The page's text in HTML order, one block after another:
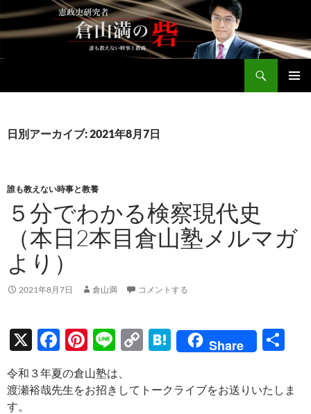
テ
ン
へ
ッ
日別アーカイブ: 2021年8月7日
誰も教えない時事と教養
５分でわかる検察現代史
（本日2本目倉山塾メルマガ
より）
2021年8月7日 倉山満 コメントする
X
F
ac
e
Pi
nt
er
Li
e
C
p
H
e
Share
令和３年夏の倉山塾は、
渡瀬裕哉先生をお招きしてトークライブをお送りいたしま
す。